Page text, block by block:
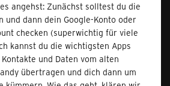
angehst: Zunächst solltest du die
und dann dein Google-Konto oder
checken (superwichtig für viele
kannst du die wichtigsten Apps
und Daten vom alten
übertragen und dich dann um